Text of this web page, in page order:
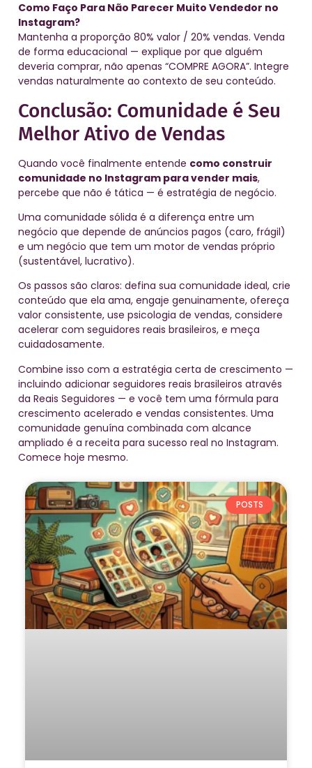
Como Faço Para Não Parecer Muito Vendedor no
Instagram?
Mantenha a proporção 80% valor / 20% vendas. Venda
de forma educacional — explique por que alguém
deveria comprar, não apenas “COMPRE AGORA”. Integre
vendas naturalmente ao contexto de seu conteúdo.
Conclusão: Comunidade é Seu
Melhor Ativo de Vendas
Quando você finalmente entende como construir
comunidade no Instagram para vender mais,
percebe que não é tática — é estratégia de negócio.
Uma comunidade sólida é a diferença entre um
negócio que depende de anúncios pagos (caro, frágil)
e um negócio que tem um motor de vendas próprio
(sustentável, lucrativo).
Os passos são claros: defina sua comunidade ideal, crie
conteúdo que ela ama, engaje genuinamente, ofereça
valor consistente, use psicologia de vendas, considere
acelerar com seguidores reais brasileiros, e meça
cuidadosamente.
Combine isso com a estratégia certa de crescimento —
incluindo adicionar seguidores reais brasileiros através
da Reais Seguidores — e você tem uma fórmula para
crescimento acelerado e vendas consistentes. Uma
comunidade genuína combinada com alcance
ampliado é a receita para sucesso real no Instagram.
Comece hoje mesmo.
POSTS